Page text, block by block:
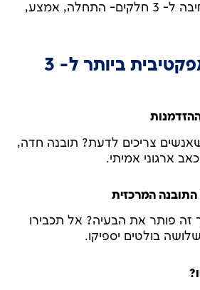
למוח שלנו יש חיבה ל- 3 חלקים- התחלה, אמצע,
מה התכולה האפקטיבית ביותר ל- 3
צריכים לדעת? תובנה חדה,
ארגוני אמיתי.
זה פותר את הבעיה? אל תכבירו
בולטים יספיקו.